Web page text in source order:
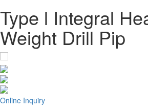
Type l Integral
Weight Drill Pip
Online Inquiry